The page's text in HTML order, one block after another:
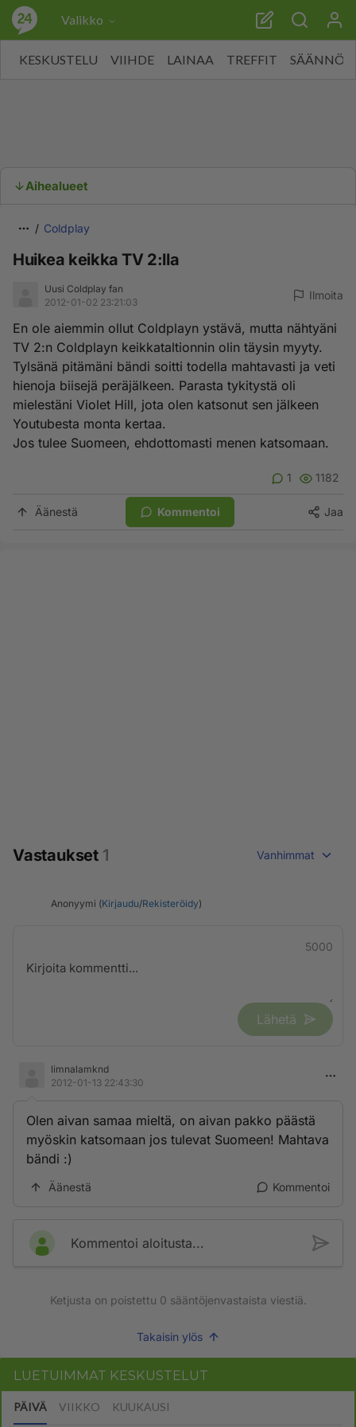
Valikko
KESKUSTELU VIIHDE LAINAA TREFFIT SÄÄNNÖT
Aihealueet
Coldplay
Huikea keikka TV 2:lla
Uusi Coldplay fan
2012-01-02 23:21:03
Ilmoita
En ole aiemmin ollut Coldplayn ystävä, mutta nähtyäni
TV 2:n Coldplayn keikkataltionnin olin täysin myyty.
Tylsänä pitämäni bändi soitti todella mahtavasti ja veti
hienoja biisejä peräjälkeen. Parasta tykitystä oli
mielestäni Violet Hill, jota olen katsonut sen jälkeen
Youtubesta monta kertaa.
Jos tulee Suomeen, ehdottomasti menen katsomaan.
1 1182
Äänestä Kommentoi Jaa
Vastaukset 1 Vanhimmat
Anonyymi (Kirjaudu/Rekisteröidy)
5000
Lähetä
limnalamknd
2012-01-13 22:43:30
Olen aivan samaa mieltä, on aivan pakko päästä
myöskin katsomaan jos tulevat Suomeen! Mahtava
bändi :)
Äänestä Kommentoi
Kommentoi aloitusta...
Ketjusta on poistettu 0 sääntöjenvastaista viestiä.
Takaisin ylös
LUETUIMMAT KESKUSTELUT
PÄIVÄ VIIKKO KUUKAUSI